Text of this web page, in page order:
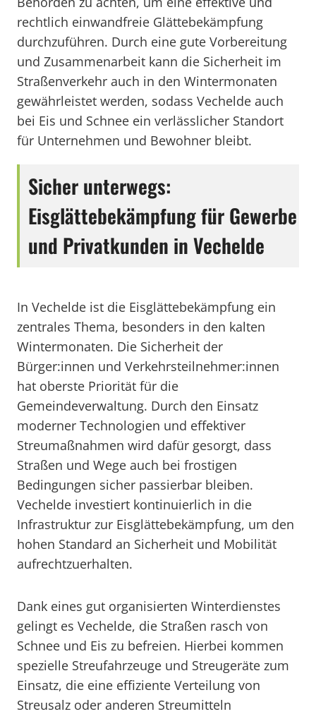
rechtlich einwandfreie Glättebekämpfung
durchzuführen. Durch eine gute Vorbereitung
und Zusammenarbeit kann die Sicherheit im
Straßenverkehr auch in den Wintermonaten
gewährleistet werden, sodass Vechelde auch
bei Eis und Schnee ein verlässlicher Standort
für Unternehmen und Bewohner bleibt.
Sicher unterwegs:
Eisglättebekämpfung für Gewerbe
und Privatkunden in Vechelde
In Vechelde ist die Eisglättebekämpfung ein
zentrales Thema, besonders in den kalten
Wintermonaten. Die Sicherheit der
Bürger:innen und Verkehrsteilnehmer:innen
hat oberste Priorität für die
Gemeindeverwaltung. Durch den Einsatz
moderner Technologien und effektiver
Streumaßnahmen wird dafür gesorgt, dass
Straßen und Wege auch bei frostigen
Bedingungen sicher passierbar bleiben.
Vechelde investiert kontinuierlich in die
Infrastruktur zur Eisglättebekämpfung, um den
hohen Standard an Sicherheit und Mobilität
aufrechtzuerhalten.
Dank eines gut organisierten Winterdienstes
gelingt es Vechelde, die Straßen rasch von
Schnee und Eis zu befreien. Hierbei kommen
spezielle Streufahrzeuge und Streugeräte zum
Einsatz, die eine effiziente Verteilung von
Streusalz oder anderen Streumitteln